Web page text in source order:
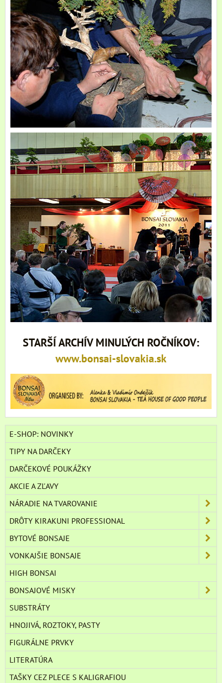
STARŠÍ ARCHÍV MINULÝCH ROČNÍKOV:
www.bonsai-slovakia.sk
E-SHOP: NOVINKY
TIPY NA DARČEKY
DARČEKOVÉ POUKÁŽKY
AKCIE A ZĽAVY
NÁRADIE NA TVAROVANIE
DRÔTY KIRAKUNI PROFESSIONAL
BYTOVÉ BONSAJE
VONKAJŠIE BONSAJE
HIGH BONSAI
BONSAJOVÉ MISKY
SUBSTRÁTY
HNOJIVÁ, ROZTOKY, PASTY
FIGURÁLNE PRVKY
LITERATÚRA
TAŠKY CEZ PLECE S KALIGRAFIOU